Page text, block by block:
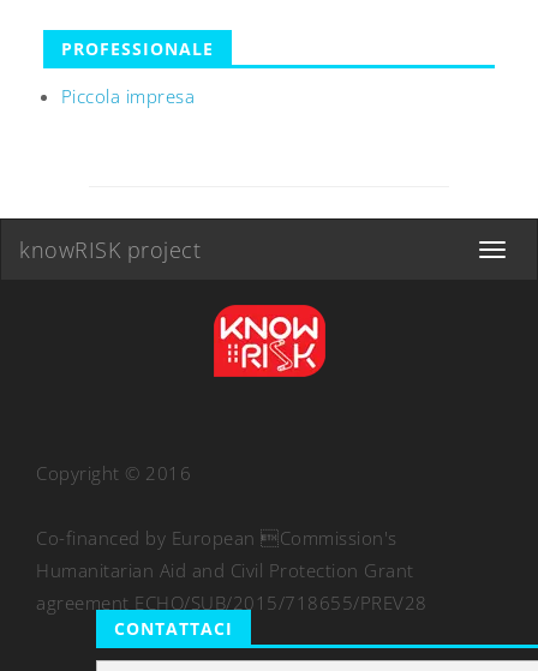
PROFESSIONALE
Piccola impresa
knowRISK project
Toggle
Copyright © 2016
Co-financed by European Commission's
Humanitarian Aid and Civil Protection Grant
agreement ECHO/SUB/2015/718655/PREV28
CONTATTACI